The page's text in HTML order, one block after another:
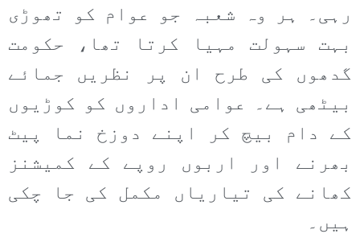
رہی۔ ہر وہ شعبہ جو عوام کو تھوڑی
بہت سہولت مہیا کرتا تھا، حکومت
گدھوں کی طرح ان پر نظریں جمائے
بیٹھی ہے۔ عوامی اداروں کو کوڑیوں
کے دام بیچ کر اپنے دوزخ نما پیٹ
بھرنے اور اربوں روپے کے کمیشنز
کھانے کی تیاریاں مکمل کی جا چکی
ہیں۔